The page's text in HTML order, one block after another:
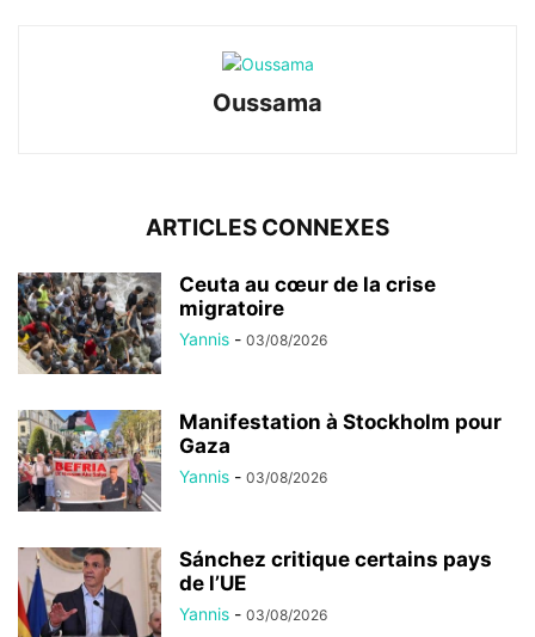
Oussama
ARTICLES CONNEXES
Ceuta au cœur de la crise
migratoire
Yannis - 03/08/2026
Manifestation à Stockholm pour
Gaza
Yannis - 03/08/2026
Sánchez critique certains pays
de l’UE
Yannis - 03/08/2026